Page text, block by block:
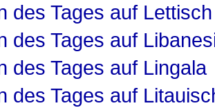
des Tages auf Lettisch
des Tages auf
des Tages auf Lingala
des Tages auf